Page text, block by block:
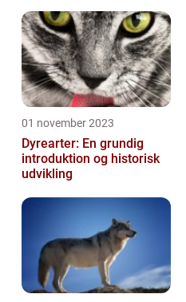
01 november 2023
Dyrearter: En grundig
introduktion og historisk
udvikling